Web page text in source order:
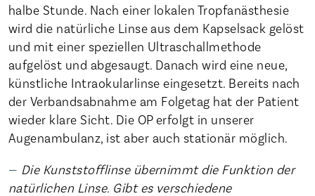
halbe Stunde. Nach einer lokalen Tropfanästhesie
wird die natürliche Linse aus dem Kapselsack gelöst
und mit einer speziellen Ultraschallmethode
aufgelöst und abgesaugt. Danach wird eine neue,
künstliche Intraokularlinse eingesetzt. Bereits nach
der Verbandsabnahme am Folgetag hat der Patient
wieder klare Sicht. Die OP erfolgt in unserer
Augenambulanz, ist aber auch stationär möglich.
Die Kunststofflinse übernimmt die Funktion der
natürlichen Linse. Gibt es verschiedene